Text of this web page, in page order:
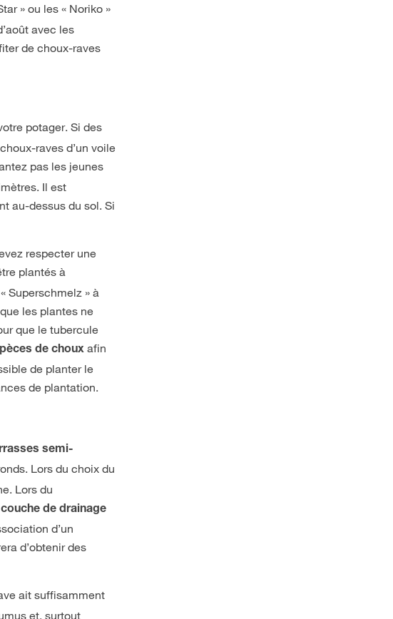
» ou les « Noriko »
avec les
de choux-raves
potager. Si des
raves d’un voile
pas les jeunes
Il est
au-dessus du sol. Si
respecter une
plantés à
Superschmelz » à
les plantes ne
que le tubercule
de choux afin
de planter le
de plantation.
semi-
Lors du choix du
Lors du
couche de drainage
d’un
d’obtenir des
ait suffisamment
et, surtout